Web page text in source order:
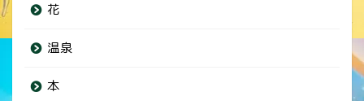
花
温泉
本